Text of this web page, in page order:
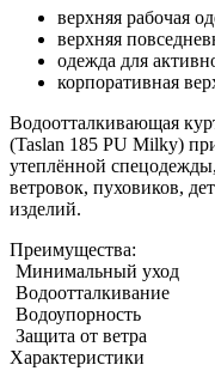
верхняя рабочая
верхняя
одежда для
корпоративная
Водоотталкивающая
(Taslan 185 PU Milky)
утеплённой
ветровок, пуховиков,
изделий.
Преимущества:
Минимальный уход
Водоотталкивание
Водоупорность
Защита от ветра
Характеристики